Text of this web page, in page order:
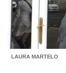
LAURA MARTELO